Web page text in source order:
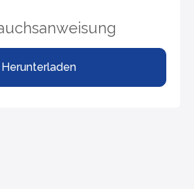
Herunterladen